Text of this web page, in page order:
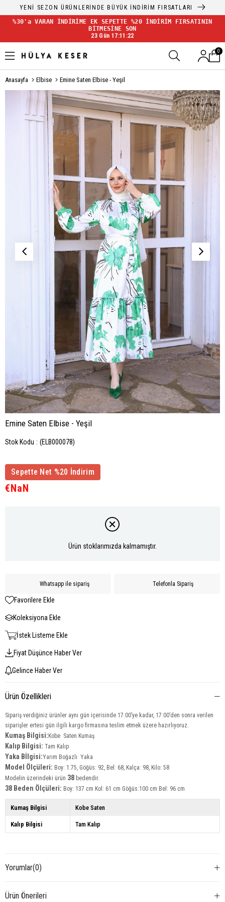
YENİ SEZON ÜRÜNLERİNDE BÜYÜK İNDİRİM FIRSATLARI
%30'a VARAN İNDİRİME EK SEPETTE %20 İNDİRİM FIRSATININ
BİTMESİNE SON
23 Gün 17:11:22
0
Anasayfa Elbise Emine Saten Elbise - Yeşil
Emine Saten Elbise - Yeşil
Stok Kodu (ELB000078)
Sepette Net %20 İndirim
€NaN
Ürün stoklarımızda kalmamıştır.
Whatsapp ile sipariş Telefonla Sipariş
Favorilere Ekle
Koleksiyona Ekle
İstek Listeme Ekle
Fiyat Düşünce Haber Ver
Gelince Haber Ver
Ürün Özellikleri
Sipariş verdiğiniz ürünler aynı gün içerisinde 17:00’ye kadar, 17:00’den sonra verilen
siparişler ertesi gün ilgili kargo firmasına teslim etmek üzere hazırlıyoruz.
Kumaş Bilgisi:Kobe Saten Kumaş
Kalıp Bilgisi: Tam Kalıp
Yaka Bİlgisi:Yarım Boğazlı Yaka
Model Ölçüleri: Boy: 1.75, Göğüs: 92, Bel: 68, Kalça: 98, Kilo: 58
Modelin üzerindeki ürün 38 bedendir.
38 Beden Ölçüleri: Boy: 137 cm Kol: 61 cm Göğüs:100 cm Bel: 96 cm
Kumaş Bilgisi Kobe Saten
Kalıp Bilgisi Tam Kalıp
Yorumlar(0)
Ürün Önerileri